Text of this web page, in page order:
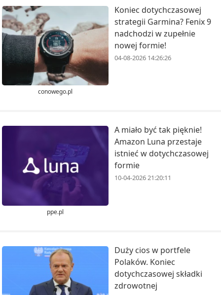
conowego.pl
Koniec dotychczasowej
strategii Garmina? Fenix 9
nadchodzi w zupełnie
nowej formie!
04-08-2026 14:26:26
ppe.pl
A miało być tak pięknie!
Amazon Luna przestaje
istnieć w dotychczasowej
formie
10-04-2026 21:20:11
Duży cios w portfele
Polaków. Koniec
dotychczasowej składki
zdrowotnej